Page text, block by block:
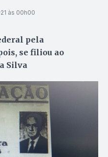
às 00h00
pela
se filiou ao
Silva